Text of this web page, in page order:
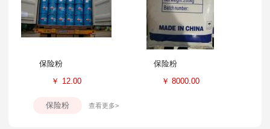
保险粉
￥ 12.00
保险粉
￥ 8000.00
保险粉 查看更多>